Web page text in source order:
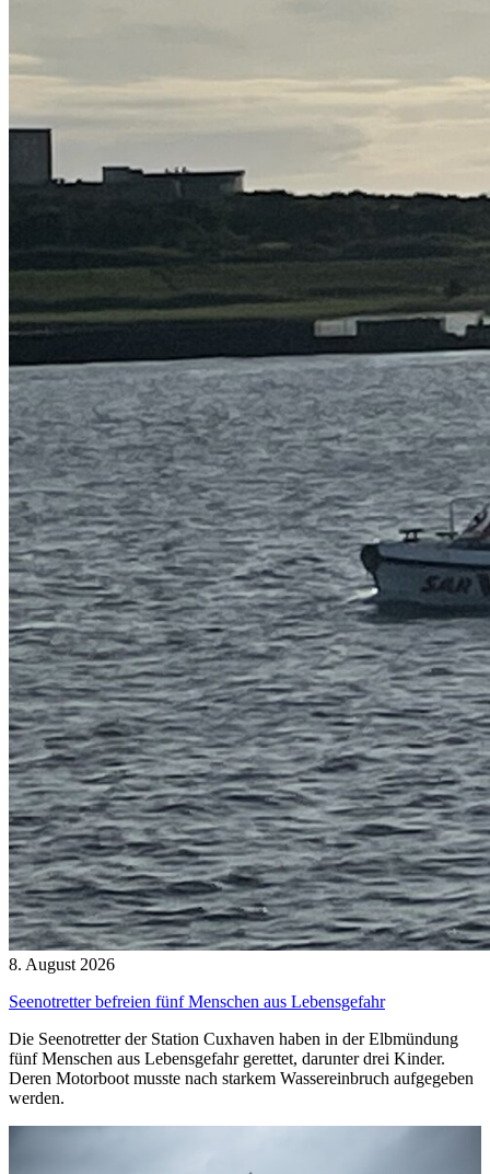
8. August 2026
Seenotretter befreien fünf Menschen aus Lebensgefahr
Die Seenotretter der Station Cuxhaven haben in der Elbmündung
fünf Menschen aus Lebensgefahr gerettet, darunter drei Kinder.
Deren Motorboot musste nach starkem Wassereinbruch aufgegeben
werden.